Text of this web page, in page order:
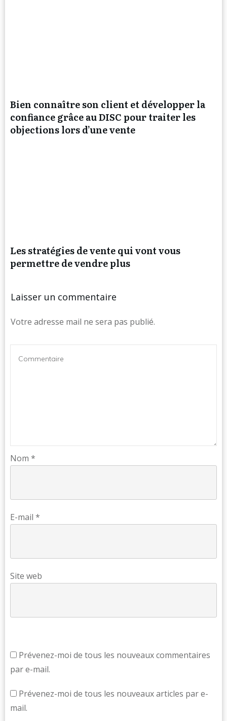
Bien connaître son client et développer la
confiance grâce au DISC pour traiter les
objections lors d’une vente
Les stratégies de vente qui vont vous
permettre de vendre plus
Laisser un commentaire
Votre adresse mail ne sera pas publié.
Nom *
E-mail *
Site web
Prévenez-moi de tous les nouveaux commentaires
par e-mail.
Prévenez-moi de tous les nouveaux articles par e-
mail.